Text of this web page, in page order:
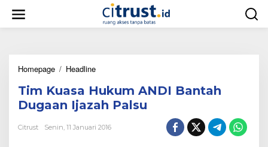
w
Homepage / Headline
m
K
u
a
s
Tim Kuasa Hukum ANDI Bantah
Dugaan Ijazah Palsu
Citrust Senin, 11 Januari 2016